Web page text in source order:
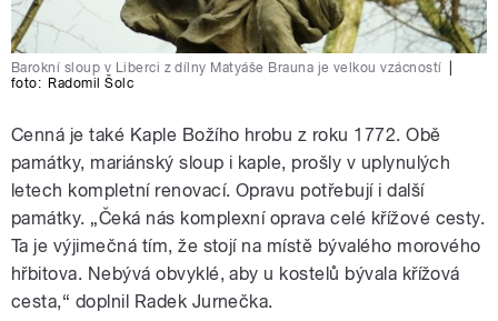
Barokní sloup v Liberci z dílny Matyáše Brauna je velkou vzácností
foto: Radomil Šolc
Cenná je také Kaple Božího hrobu z roku 1772. Obě
památky, mariánský sloup i kaple, prošly v uplynulých
letech kompletní renovací. Opravu potřebují i další
památky. „Čeká nás komplexní oprava celé křížové cesty.
Ta je výjimečná tím, že stojí na místě bývalého morového
hřbitova. Nebývá obvyklé, aby u kostelů bývala křížová
cesta,“ doplnil Radek Jurnečka.